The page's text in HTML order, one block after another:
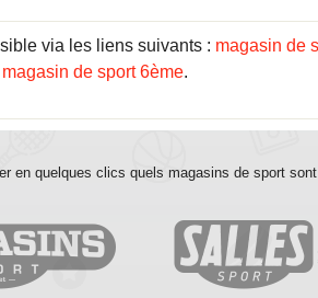
via les liens suivants : magasin de
magasin de sport 6ème.
en quelques clics quels magasins de sport